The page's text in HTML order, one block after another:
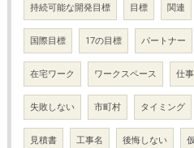
持続可能な開発目標 目標 関連
国際目標 17の目標 パートナー
在宅ワーク ワークスペース 仕
失敗しない 市町村 タイミング
見積書 工事名 後悔しない